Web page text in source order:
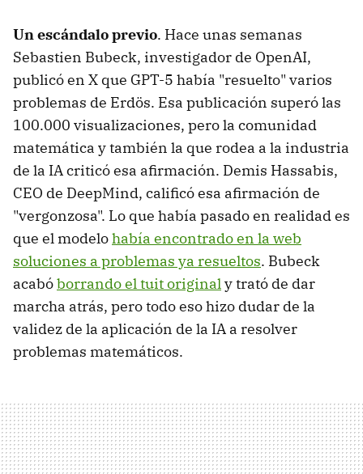
Un escándalo previo. Hace unas semanas
Sebastien Bubeck, investigador de OpenAI,
publicó en X que GPT-5 había "resuelto" varios
problemas de Erdös. Esa publicación superó las
100.000 visualizaciones, pero la comunidad
matemática y también la que rodea a la industria
de la IA criticó esa afirmación. Demis Hassabis,
CEO de DeepMind, calificó esa afirmación de
"vergonzosa". Lo que había pasado en realidad es
que el modelohabía encontrado en la web
soluciones a problemas ya resueltos. Bubeck
acabóborrando el tuit originaly trató de dar
marcha atrás, pero todo eso hizo dudar de la
validez de la aplicación de la IA a resolver
problemas matemáticos.